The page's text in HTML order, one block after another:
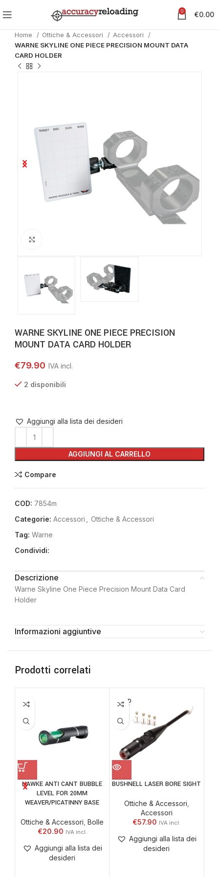
0 €0.00
Home Ottiche & Accessori
Accessori
WARNE SKYLINE ONE PIECE PRECISION MOUNT DATA
CARD HOLDER
WARNE SKYLINE ONE PIECE PRECISION
MOUNT DATA CARD HOLDER
€79.90
2 disponibili
AGGIUNGI AL CARRELLO
Aggiungi alla lista dei desideri
Compare
COD: 7854m
Categorie: Accessori
Ottiche & Accessori
Tag: Warne
Condividi:
Descrizione
Warne Skyline One Piece Precision Mount Data Card
Holder
Informazioni aggiuntive
Prodotti correlati
HAWKE ANTI CANT BUBBLE
LEVEL FOR 20MM
WEAVER/PICATINNY BASE
Ottiche & Accessori Bolle
€20.90
Aggiungi alla lista dei
desideri
SOLD
OUT
BUSHNELL LASER BORE SIGHT
Ottiche & Accessori
Accessori
€57.90
Aggiungi alla lista dei
desideri